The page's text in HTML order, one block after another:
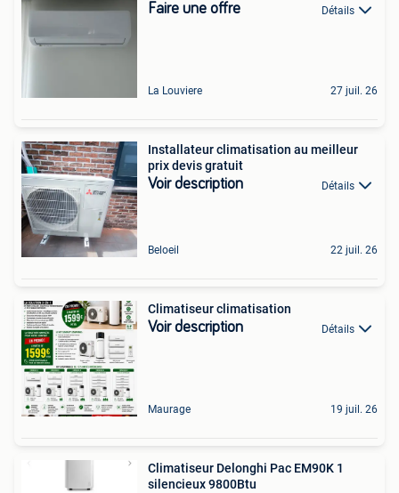
Faire une offre Détails
La Louviere 27 juil. 26
Installateur climatisation au meilleur
prix devis gratuit
Voir description Détails
Beloeil 22 juil. 26
Climatiseur climatisation
Voir description Détails
Maurage 19 juil. 26
Climatiseur Delonghi Pac EM90K 1
silencieux 9800Btu